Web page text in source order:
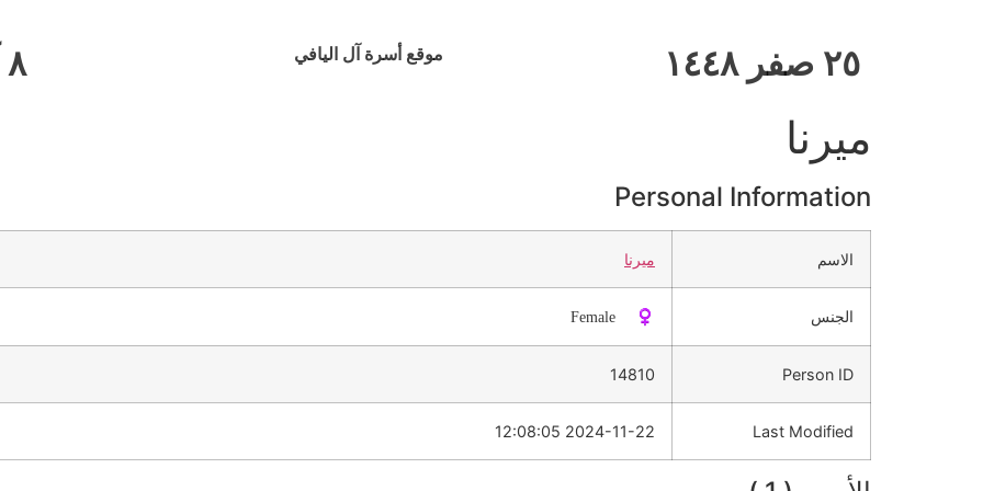
٢٥ صفر ١٤٤٨ موقع أسرة آل اليافي ٨ آب ٢٠٢٦
ميرنا
Personal Information
الاسم ميرنا
الجنس ♀️ Female
Person ID
14810
Last Modified
2024-11-22 12:08:05